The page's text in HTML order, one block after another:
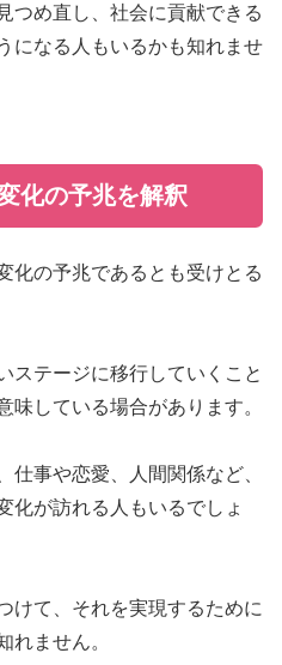
つめ直し、社会に貢献できる
になる人もいるかも知れませ
化の予兆を解釈
化の予兆であるとも受けとる
ステージに移行していくこと
味している場合があります。
仕事や恋愛、人間関係など、
化が訪れる人もいるでしょ
けて、それを実現するために
れません。